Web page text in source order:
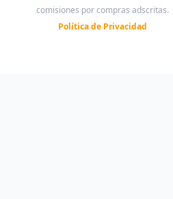
comisiones por compras adscritas.
Política de Privacidad